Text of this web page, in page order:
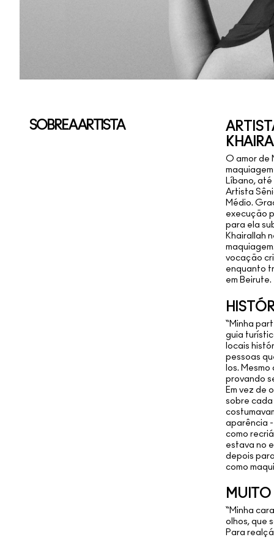
SOBRE A ARTISTA
O amor de
Líbano,
Artista
Médio.
execução
para ela
Khairallah
vocação
enquanto
em Beirute.
“Minha
guia
locais
pessoas
los.
provando
Em vez de
sobre
aparência
como
estava no
depois
como
“Minha
olhos, que
Para